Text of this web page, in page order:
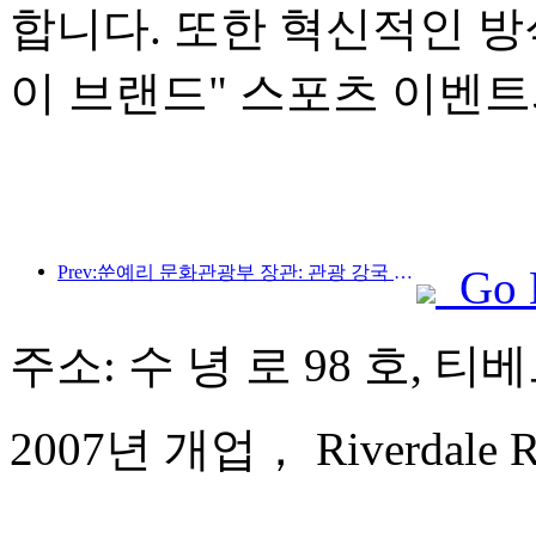
합니다. 또한 혁신적인
이 브랜드" 스포츠 이벤
Prev:쑨예리 문화관광부 장관: 관광 강국 건설을 촉진하고 고품질 관광 상품 공급을 풍부하게 해야 합니다.
Go
주소: 수 녕 로 98 호, 티
2007년 개업， Riverdale